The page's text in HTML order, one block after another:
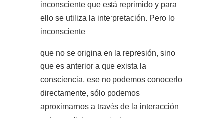
inconsciente que está reprimido y para
ello se utiliza la interpretación. Pero lo
inconsciente
que no se origina en la represión, sino
que es anterior a que exista la
consciencia, ese no podemos conocerlo
directamente, sólo podemos
aproximarnos a través de la interacción